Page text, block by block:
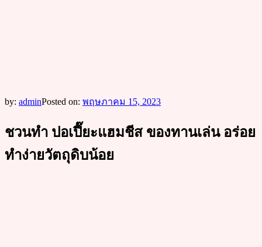
by: adminPosted on: พฤษภาคม 15, 2023
ชวนทำ ปอเปี๊ยะแฮมชีส ของทานเล่น อร่อย
ทำง่ายวัตถุดิบน้อย